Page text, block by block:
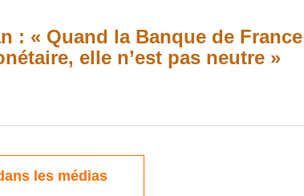
: « Quand la Banque de
elle n’est pas neutre »
les médias